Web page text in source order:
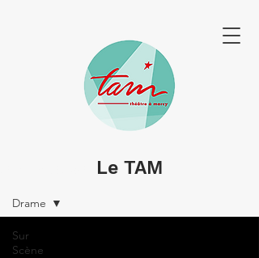
SPECTACLES & PORTRAITS
Sur
Scène
Drame
Le TAM